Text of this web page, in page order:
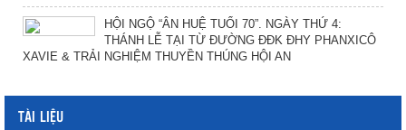
HỘI NGỘ “ÂN HUỆ TUỔI 70”. NGÀY THỨ 4:
THÁNH LỄ TẠI TỪ ĐƯỜNG ĐĐK ĐHY PHANXICÔ
XAVIE & TRẢI NGHIỆM THUYỀN THÚNG HỘI AN
TÀI LIỆU